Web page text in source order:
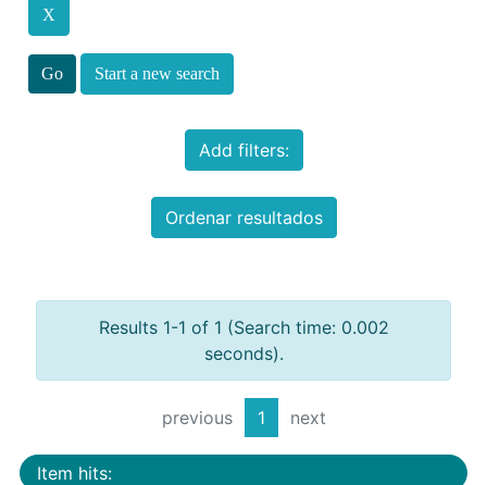
Start a new search
Add filters:
Ordenar resultados
Results 1-1 of 1 (Search time: 0.002
seconds).
previous 1 next
Item hits: